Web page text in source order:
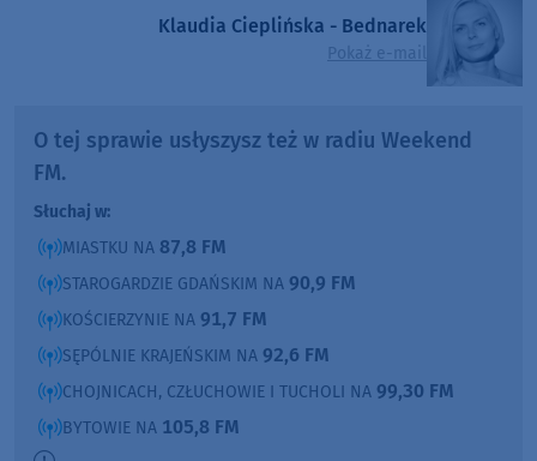
Klaudia Cieplińska - Bednarek
Pokaż e-mail
O tej sprawie usłyszysz też w radiu Weekend
FM.
Słuchaj w:
MIASTKU NA 87,8 FM
STAROGARDZIE GDAŃSKIM NA 90,9 FM
KOŚCIERZYNIE NA 91,7 FM
SĘPÓLNIE KRAJEŃSKIM NA 92,6 FM
CHOJNICACH, CZŁUCHOWIE I TUCHOLI NA 99,30 FM
BYTOWIE NA 105,8 FM